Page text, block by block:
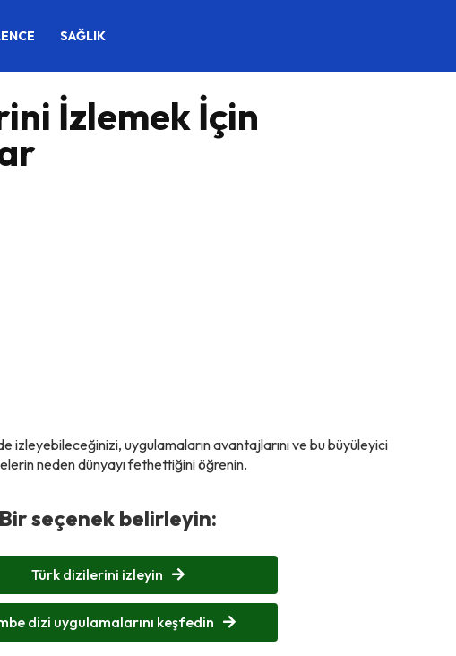
SAĞLIK
İzlemek İçin
izleyebileceğinizi, uygulamaların avantajlarını ve bu büyüleyici
neden dünyayı fethettiğini öğrenin.
Bir seçenek belirleyin:
Türk dizilerini izleyin
dizi uygulamalarını keşfedin